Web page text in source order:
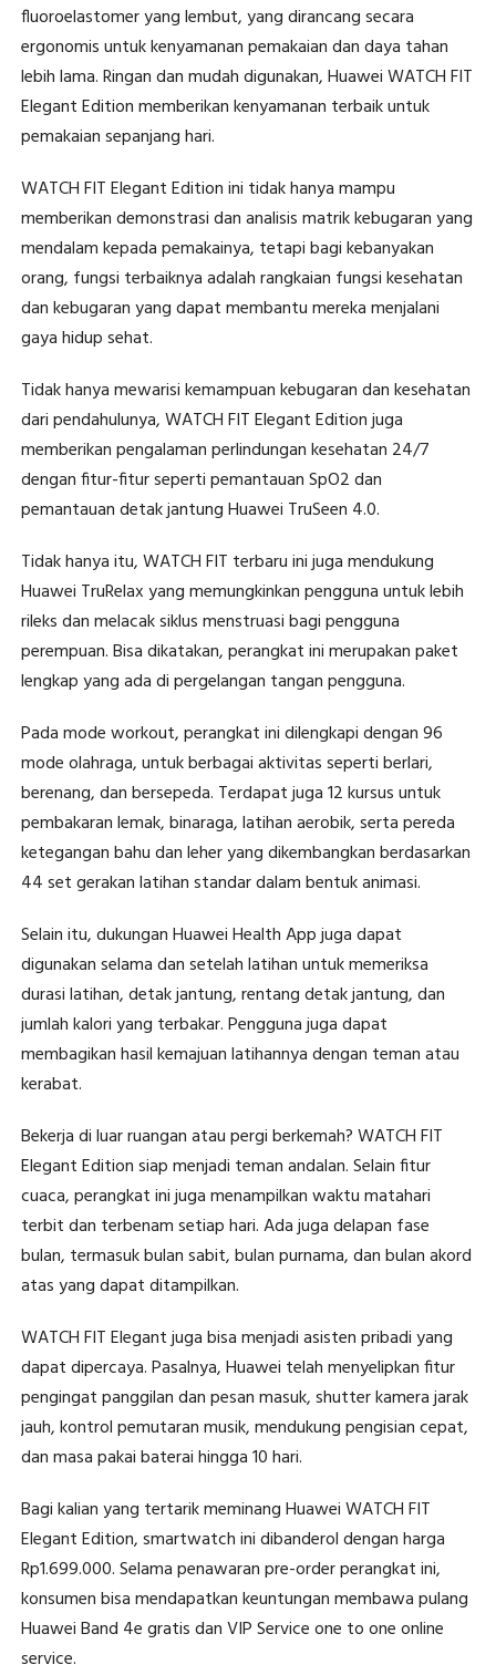
fluoroelastomer yang lembut, yang dirancang secara
ergonomis untuk kenyamanan pemakaian dan daya tahan
lebih lama. Ringan dan mudah digunakan, Huawei WATCH FIT
Elegant Edition memberikan kenyamanan terbaik untuk
pemakaian sepanjang hari.
WATCH FIT Elegant Edition ini tidak hanya mampu
memberikan demonstrasi dan analisis matrik kebugaran yang
mendalam kepada pemakainya, tetapi bagi kebanyakan
orang, fungsi terbaiknya adalah rangkaian fungsi kesehatan
dan kebugaran yang dapat membantu mereka menjalani
gaya hidup sehat.
Tidak hanya mewarisi kemampuan kebugaran dan kesehatan
dari pendahulunya, WATCH FIT Elegant Edition juga
memberikan pengalaman perlindungan kesehatan 24/7
dengan fitur-fitur seperti pemantauan SpO2 dan
pemantauan detak jantung Huawei TruSeen 4.0.
Tidak hanya itu, WATCH FIT terbaru ini juga mendukung
Huawei TruRelax yang memungkinkan pengguna untuk lebih
rileks dan melacak siklus menstruasi bagi pengguna
perempuan. Bisa dikatakan, perangkat ini merupakan paket
lengkap yang ada di pergelangan tangan pengguna.
Pada mode workout, perangkat ini dilengkapi dengan 96
mode olahraga, untuk berbagai aktivitas seperti berlari,
berenang, dan bersepeda. Terdapat juga 12 kursus untuk
pembakaran lemak, binaraga, latihan aerobik, serta pereda
ketegangan bahu dan leher yang dikembangkan berdasarkan
44 set gerakan latihan standar dalam bentuk animasi.
Selain itu, dukungan Huawei Health App juga dapat
digunakan selama dan setelah latihan untuk memeriksa
durasi latihan, detak jantung, rentang detak jantung, dan
jumlah kalori yang terbakar. Pengguna juga dapat
membagikan hasil kemajuan latihannya dengan teman atau
kerabat.
Bekerja di luar ruangan atau pergi berkemah? WATCH FIT
Elegant Edition siap menjadi teman andalan. Selain fitur
cuaca, perangkat ini juga menampilkan waktu matahari
terbit dan terbenam setiap hari. Ada juga delapan fase
bulan, termasuk bulan sabit, bulan purnama, dan bulan akord
atas yang dapat ditampilkan.
WATCH FIT Elegant juga bisa menjadi asisten pribadi yang
dapat dipercaya. Pasalnya, Huawei telah menyelipkan fitur
pengingat panggilan dan pesan masuk, shutter kamera jarak
jauh, kontrol pemutaran musik, mendukung pengisian cepat,
dan masa pakai baterai hingga 10 hari.
Bagi kalian yang tertarik meminang Huawei WATCH FIT
Elegant Edition, smartwatch ini dibanderol dengan harga
Rp1.699.000. Selama penawaran pre-order perangkat ini,
konsumen bisa mendapatkan keuntungan membawa pulang
Huawei Band 4e gratis dan VIP Service one to one online
service.